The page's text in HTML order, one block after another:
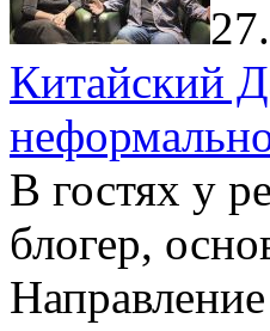
Китайский
В гостях у
блогер,